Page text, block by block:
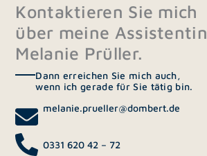
Kontaktieren Sie mich
über meine Assistentin
Melanie Prüller.
Dann erreichen Sie mich auch,
wenn ich gerade für Sie tätig bin.
melanie.prueller@dombert.de
0331 620 42 – 72